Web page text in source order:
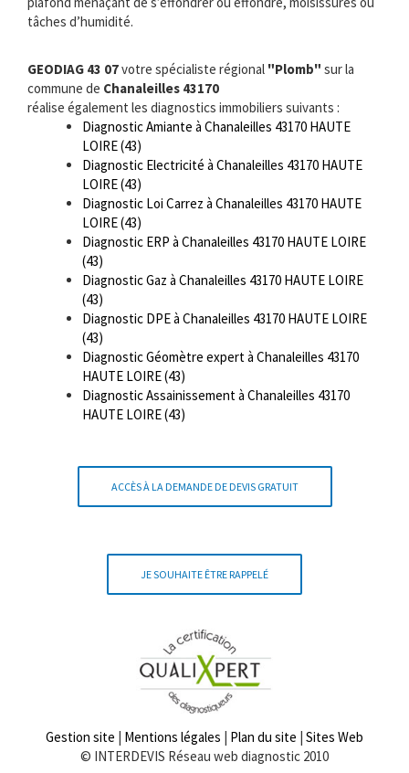
tâches d’humidité.
GEODIAG 43 07votre spécialiste régional "Plomb" sur la
commune de Chanaleilles 43170
réalise également les diagnostics immobiliers suivants :
Diagnostic Amiante à Chanaleilles 43170 HAUTE
LOIRE (43)
Diagnostic Electricité à Chanaleilles 43170 HAUTE
LOIRE (43)
Diagnostic Loi Carrez à Chanaleilles 43170 HAUTE
LOIRE (43)
Diagnostic ERP à Chanaleilles 43170 HAUTE LOIRE
(43)
Diagnostic Gaz à Chanaleilles 43170 HAUTE LOIRE
(43)
Diagnostic DPE à Chanaleilles 43170 HAUTE LOIRE
(43)
Diagnostic Géomètre expert à Chanaleilles 43170
HAUTE LOIRE (43)
Diagnostic Assainissement à Chanaleilles 43170
HAUTE LOIRE (43)
ACCÈS À LA DEMANDE DE DEVIS GRATUIT
JE SOUHAITE ÊTRE RAPPELÉ
Gestion site | Mentions légales | Plan du site | Sites Web
© INTERDEVIS Réseau web diagnostic 2010